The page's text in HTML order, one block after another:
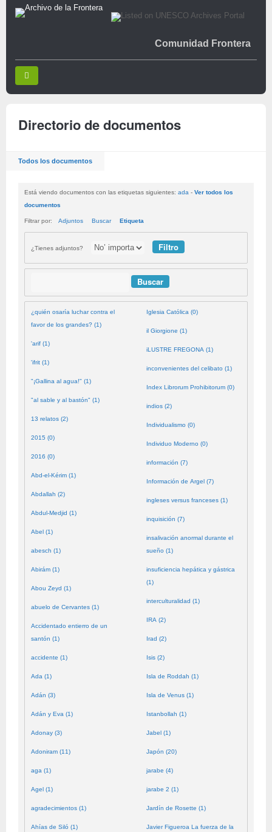
Comunidad Frontera
Directorio de documentos
Todos los documentos
Está viendo documentos con las etiquetas siguientes: ada - Ver todos los
documentos
Filtrar por: Adjuntos Buscar Etiqueta
¿Tienes adjuntos?
¿quién osaría luchar contra el
favor de los grandes? (1)
'arif (1)
'ifrit (1)
"¡Gallina al agua!" (1)
"al sable y al bastón" (1)
13 relatos (2)
2015 (0)
2016 (0)
Abd-el-Kérim (1)
Abdallah (2)
Abdul-Medjid (1)
Abel (1)
abesch (1)
Abirám (1)
Abou Zeyd (1)
abuelo de Cervantes (1)
Accidentado entierro de un
santón (1)
accidente (1)
Ada (1)
Adán (3)
Adán y Eva (1)
Adonay (3)
Adoniram (11)
aga (1)
Agel (1)
agradecimientos (1)
Ahías de Siló (1)
Iglesia Católica (0)
il Giorgione (1)
iLUSTRE FREGONA (1)
inconvenientes del celibato (1)
Index Librorum Prohibitorum (0)
indios (2)
Individualismo (0)
Individuo Moderno (0)
información (7)
Información de Argel (7)
ingleses versus franceses (1)
inquisición (7)
insalivación anormal durante el
sueño (1)
insuficiencia hepática y gástrica
(1)
interculturalidad (1)
IRA (2)
Irad (2)
Isis (2)
Isla de Roddah (1)
Isla de Venus (1)
Istanbollah (1)
Jabel (1)
Japón (20)
jarabe (4)
jarabe 2 (1)
Jardín de Rosette (1)
Javier Figueroa La fuerza de la